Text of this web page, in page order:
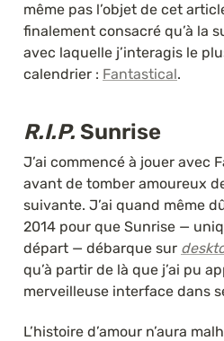
même pas l’objet de cet
finalement consacré qu’à la
avec laquelle j’interagis le
calendrier : Fantastical.
R.I.P. Sunrise
J’ai commencé à jouer avec
avant de tomber amoureux
suivante. J’ai quand même
2014 pour que Sunrise —
départ — débarque sur
qu’à partir de là que j’ai pu
merveilleuse interface dans
L’histoire d’amour n’aura